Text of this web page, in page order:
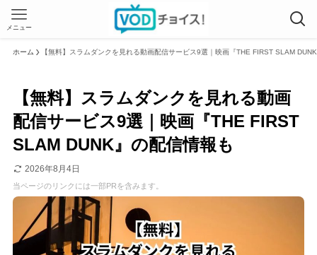
メニュー
ホーム 【無料】スラムダンクを見れる動画配信サービス9選｜映画『THE FIRST SLAM
【無料】スラムダンクを見れる動画
配信サービス9選｜映画『THE FIRST
SLAM DUNK』の配信情報も
2026年8月4日
当ページのリンクには一部PRを含みます。